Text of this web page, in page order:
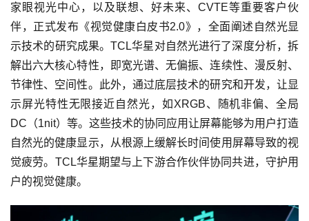
家眼视光中心，以及联想、好未来、CVTE等重要客户伙
伴，正式发布《视觉健康白皮书2.0》，全面阐述自然光显
示技术的研究成果。TCL华星对自然光进行了深度分析，拆
解出六大核心特性，即宽光谱、无偏振、连续性、漫反射、
节律性、空间性。此外，通过底层技术的研究和开发，让显
示屏光特性无限接近自然光，如XRGB、随机非偏、全局
DC（1nit）等。这些技术的协同应用让屏幕能够为用户打造
自然光的健康显示，从根源上缓解长时间使用屏幕导致的视
觉疲劳。TCL华星期望与上下游合作伙伴协同共进，守护用
户的视觉健康。